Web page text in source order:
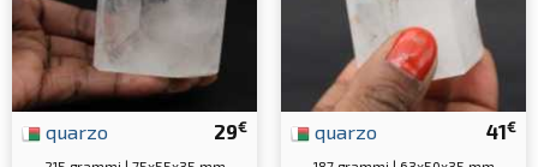
29€
quarzo 41€
quarzo